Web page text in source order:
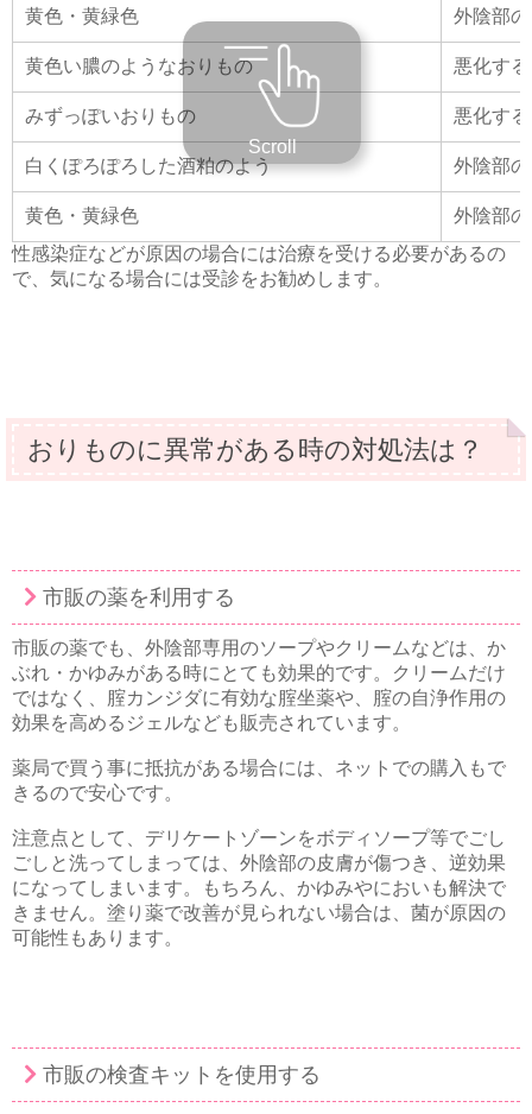
黄色・黄緑色 外陰部
黄色い膿のようなおりもの 悪化す
みずっぽいおりもの 悪化す
白くぽろぽろした酒粕のよう 外陰部
黄色・黄緑色 外陰部
Scroll
性感染症などが原因の場合には治療を受ける必要があるの
で、気になる場合には受診をお勧めします。
おりものに異常がある時の対処法は？
市販の薬を利用する
市販の薬でも、外陰部専用のソープやクリームなどは、か
ぶれ・かゆみがある時にとても効果的です。クリームだけ
ではなく、腟カンジダに有効な腟坐薬や、腟の自浄作用の
効果を高めるジェルなども販売されています。
薬局で買う事に抵抗がある場合には、ネットでの購入もで
きるので安心です。
注意点として、デリケートゾーンをボディソープ等でごし
ごしと洗ってしまっては、外陰部の皮膚が傷つき、逆効果
になってしまいます。もちろん、かゆみやにおいも解決で
きません。塗り薬で改善が見られない場合は、菌が原因の
可能性もあります。
市販の検査キットを使用する